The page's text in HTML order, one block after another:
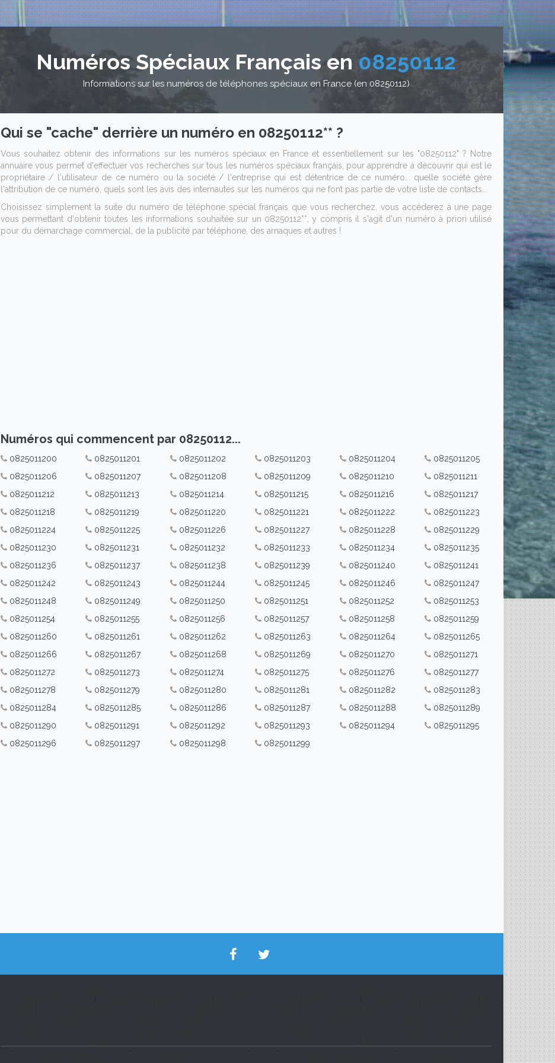
Numéros Spéciaux Français en08250112
Informations sur les numéros de téléphones spéciaux en France (en 08250112)
Qui se "cache" derrière un numéro en 08250112** ?
Vous souhaitez obtenir des informations sur les numéros spéciaux en France et essentiellement sur les "08250112" ? Notre
annuaire vous permet d'effectuer vos recherches sur tous les numéros spéciaux français, pour apprendre à découvrir qui est le
propriétaire / l'utilisateur de ce numéro ou la société / l'entreprise qui est détentrice de ce numéro... quelle société gère
l'attribution de ce numéro, quels sont les avis des internautes sur les numéros qui ne font pas partie de votre liste de contacts...
Choisissez simplement la suite du numéro de téléphone spécial français que vous recherchez, vous accéderez à une page
vous permettant d'obtenir toutes les informations souhaitée sur un 08250112**, y compris il s'agit d'un numéro à priori utilisé
pour du démarchage commercial, de la publicité par téléphone, des arnaques et autres !
Numéros qui commencent par 08250112...
0825011200 0825011201 0825011202 0825011203 0825011204
0825011205
0825011206
0825011207 0825011208 0825011209 0825011210
0825011211
0825011212
0825011213 0825011214 0825011215 0825011216
0825011217
0825011218
0825011219 0825011220 0825011221 0825011222
0825011223
0825011224
0825011225 0825011226 0825011227 0825011228
0825011229
0825011230
0825011231 0825011232 0825011233 0825011234
0825011235
0825011236
0825011237 0825011238 0825011239 0825011240
0825011241
0825011242
0825011243 0825011244 0825011245 0825011246
0825011247
0825011248
0825011249 0825011250 0825011251 0825011252
0825011253
0825011254
0825011255 0825011256 0825011257 0825011258
0825011259
0825011260
0825011261 0825011262 0825011263 0825011264
0825011265
0825011266
0825011267 0825011268 0825011269 0825011270
0825011271
0825011272
0825011273 0825011274 0825011275 0825011276
0825011277
0825011278
0825011279 0825011280 0825011281 0825011282
0825011283
0825011284
0825011285 0825011286 0825011287 0825011288
0825011289
0825011290
0825011291 0825011292 0825011293 0825011294
0825011295
0825011296
0825011297 0825011298 0825011299